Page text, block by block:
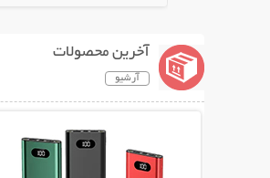
آخرین محصولات
آرشیو